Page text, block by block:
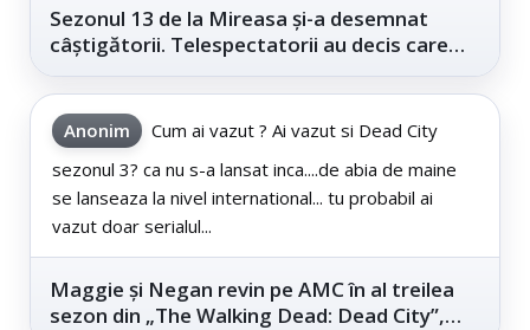
Sezonul 13 de la Mireasa și-a desemnat
câștigătorii. Telespectatorii au decis care
Anonim
Cum ai vazut ? Ai vazut si Dead City
sezonul 3? ca nu s-a lansat inca....de abia de maine
se lanseaza la nivel international... tu probabil ai
vazut doar serialul...
Maggie și Negan revin pe AMC în al treilea
sezon din „The Walking Dead: Dead City”,